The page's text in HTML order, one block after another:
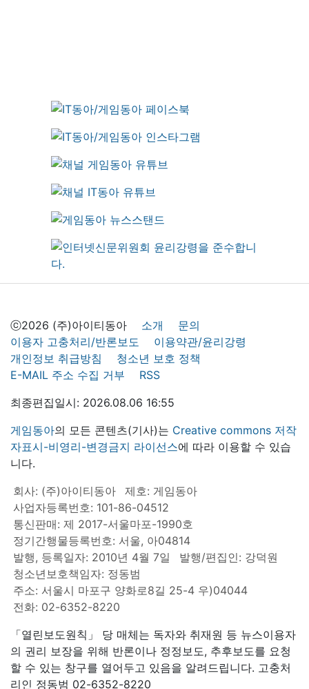
ⓒ2026 (주)아이티동아 소개
문의
이용자 고충처리/반론보도
이용약관/윤리강령
개인정보 취급방침
청소년 보호 정책
E-MAIL 주소 수집 거부
RSS
최종편집일시: 2026.08.06 16:55
게임동아의 모든 콘텐츠(기사)는 Creative commons 저작
자표시-비영리-변경금지 라이선스에 따라 이용할 수 있습
니다.
회사: (주)아이티동아
제호: 게임동아
사업자등록번호: 101-86-04512
통신판매: 제 2017-서울마포-1990호
정기간행물등록번호: 서울, 아04814
발행, 등록일자: 2010년 4월 7일
발행/편집인: 강덕원
청소년보호책임자: 정동범
주소: 서울시 마포구 양화로8길 25-4 우)04044
전화: 02-6352-8220
「열린보도원칙」 당 매체는 독자와 취재원 등 뉴스이용자
의 권리 보장을 위해 반론이나 정정보도, 추후보도를 요청
할 수 있는 창구를 열어두고 있음을 알려드립니다. 고충처
리인 정동범 02-6352-8220